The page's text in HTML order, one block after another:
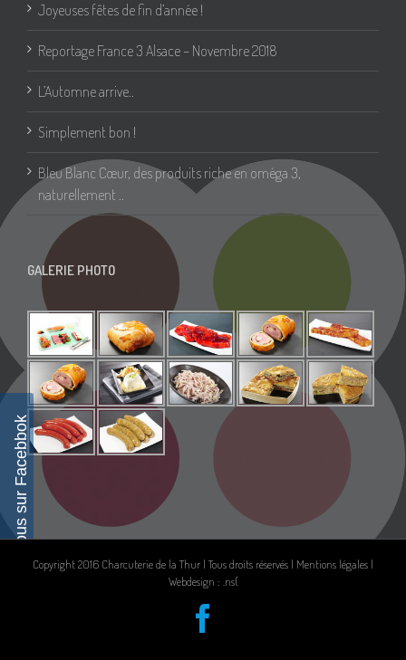
Joyeuses fêtes de fin d’année !
Reportage France 3 Alsace – Novembre 2018
L’Automne arrive..
Simplement bon !
Bleu Blanc Cœur, des produits riche en oméga 3,
naturellement ..
GALERIE PHOTO
Copyright 2016 Charcuterie de la Thur | Tous droits réservés | Mentions légales |
Webdesign : .ns{
Suivez-nous sur Facebbok